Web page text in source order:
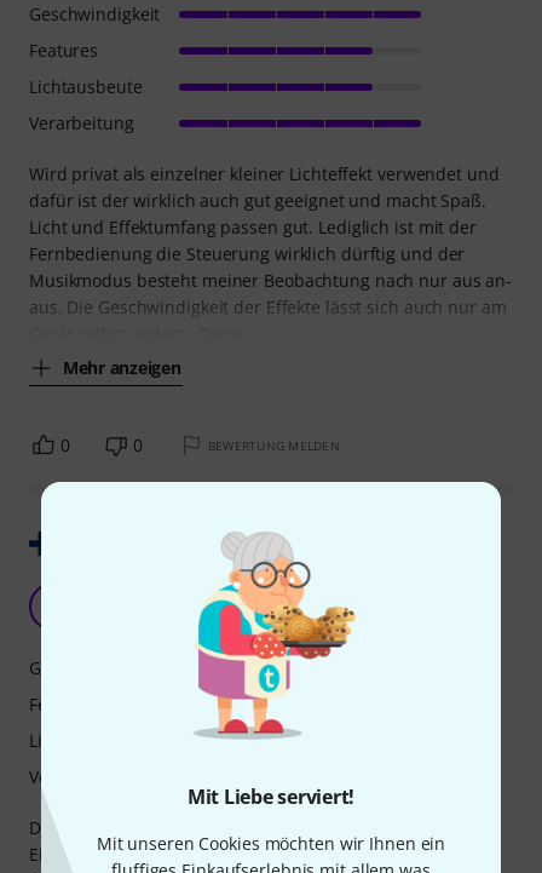
Mit Liebe serviert!
Mit unseren Cookies möchten wir Ihnen ein
Wird privat als einzelner kleiner Lichteffekt verwendet und
dafür ist der wirklich auch gut geeignet und macht Spaß.
Licht und Effektumfang passen gut. Lediglich ist mit der
Fernbedienung die Steuerung wirklich dürftig und der
Musikmodus besteht meiner Beobachtung nach nur aus an-
aus. Die Geschwindigkeit der Effekte lässt sich auch nur am
Mehr anzeigen
Geschwindigkeit
Features
Lichtausbeute
Verarbeitung
0 0 BEWERTUNG MELDEN
P888 13.01.2026
Die Lampe ist wirklich funktional und hat tolle
Eigenschaften. Die einzigen Nachteile sind die
Geschwindigkeit
Features
Lichtausbeute
Verarbeitung